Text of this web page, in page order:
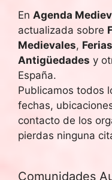
En Agenda
actualizada sobre
Medievales,
Antigüedades y
España.
Publicamos todos
fechas,
contacto de los
pierdas ninguna
Comunidades